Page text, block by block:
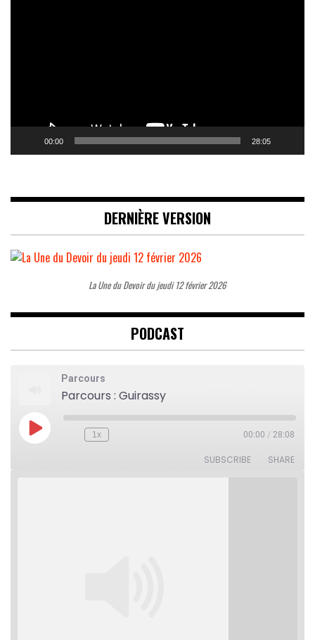
00:00 28:05
DERNIÈRE VERSION
La Une du Devoir du jeudi 12 février 2026
PODCAST
Parcours
Parcours : Guirassy
Play
Episode
Rewind
1x 00:00 / 28:08
SUBSCRIBE SHARE